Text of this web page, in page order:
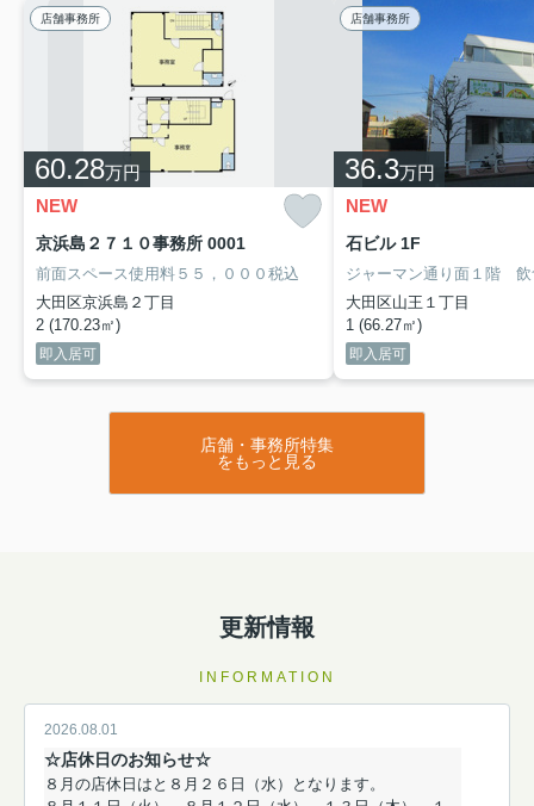
店舗事務所
60.28万円
NEW
京浜島２７１０事務所 0001
前面スペース使用料５５，０００税込
大田区京浜島２丁目
2 (170.23㎡)
即入居可
店舗事務所
36.3万円
NEW
石ビル 1F
大田区山王１丁目
1 (66.27㎡)
即入居可
店舗・事務所特集
をもっと見る
更新情報
INFORMATION
2026.08.01
☆店休日のお知らせ☆
８月の店休日は と８月２６ 日（水）となります。